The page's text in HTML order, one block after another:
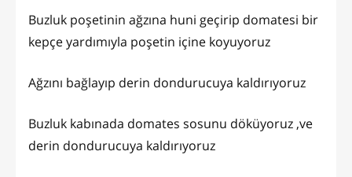
Buzluk poşetinin ağzına huni geçirip domatesi bir
kepçe yardımıyla poşetin içine koyuyoruz
Ağzını bağlayıp derin dondurucuya kaldırıyoruz
Buzluk kabınada domates sosunu döküyoruz ,ve
derin dondurucuya kaldırıyoruz